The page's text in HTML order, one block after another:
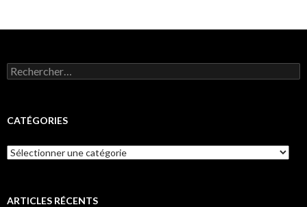
Rechercher :
CATÉGORIES
Catégories
ARTICLES RÉCENTS